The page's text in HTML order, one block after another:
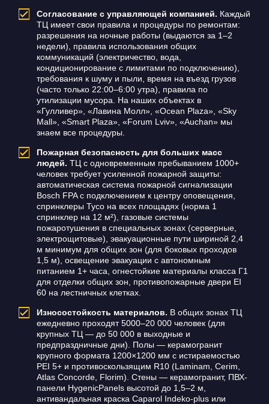
Согласование с управляющей компанией. Каждый
ТЦ имеет свои правила и процедуры по ремонтам:
разрешения на ночные работы (выдаются за 1–2
недели), правила использования общих
коммуникаций (электричество, вода,
кондиционирование с лимитами по подключению),
требования к шуму и пыли, время на въезд грузов
(часто только 22:00–6:00 утра), правила по
утилизации мусора. На наших объектах в
«Гулливер», «Лавина Молл», «Ocean Plaza», «Sky
Mall», «Smart Plaza», «Forum Lviv», «Auchan» мы
знаем все процедуры.
Пожарная безопасность для больших масс
людей. ТЦ с одновременным пребыванием 1000+
человек требует усиленной пожарной защиты:
автоматическая система пожарной сигнализации
Bosch FPA с подключением к центру оповещения,
спринклеры Tyco на всех площадях (норма 1
спринклер на 12 м²), газовые системы
пожаротушения в специальных зонах (серверные,
электрощитовые), эвакуационные пути шириной 2,4
м минимум для общих зон (для боковых проходов
1,5 м), освещение эвакуации с автономным
питанием 1+ часа, огнестойкие материалы класса Г1
для отделки общих зон, противопожарные двери EI
60 на лестничных клетках.
Износостойкость материалов. В общих зонах ТЦ
ежедневно проходят 5000–20 000 человек (для
крупных ТЦ — до 50 000 в выходные и
предпраздничные дни). Полы — керамогранит
крупного формата 1200×1200 мм с истираемостью
PEI 5+ и противоскользящим R10 (Laminam, Cerim,
Atlas Concorde, Florim). Стены — керамогранит, ПВХ-
панели HygenicPanels высотой до 1,5–2 м,
антивандальная краска Caparol Indeko-plus или